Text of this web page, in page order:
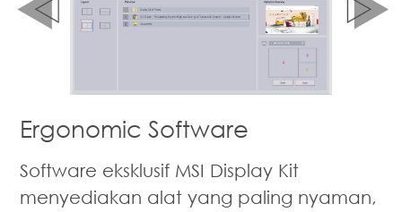
Ergonomic Software
Software eksklusif MSI Display Kit
menyediakan alat yang paling nyaman,